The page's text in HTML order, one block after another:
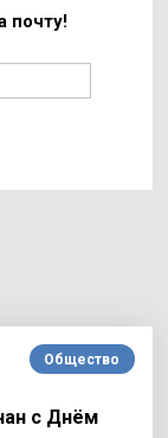
почту!
Общество
с Днём